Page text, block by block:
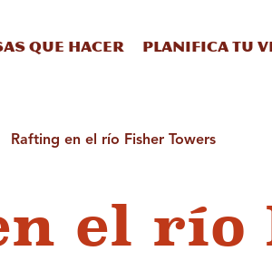
que hacer Planifica tu
Rafting en el río Fisher Towers
el río